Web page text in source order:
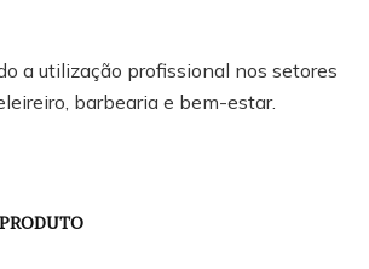
a utilização profissional nos setores
barbearia e bem-estar.